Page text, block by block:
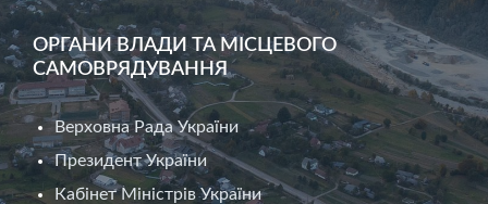
ОРГАНИ ВЛАДИ ТА МІСЦЕВОГО
САМОВРЯДУВАННЯ
Верховна Рада України
Президент України
Кабінет Міністрів України